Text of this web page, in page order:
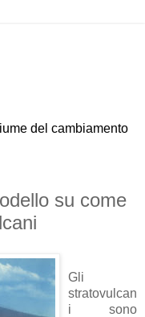
del cambiamento
su come
Gli
stratovulcan
i sono